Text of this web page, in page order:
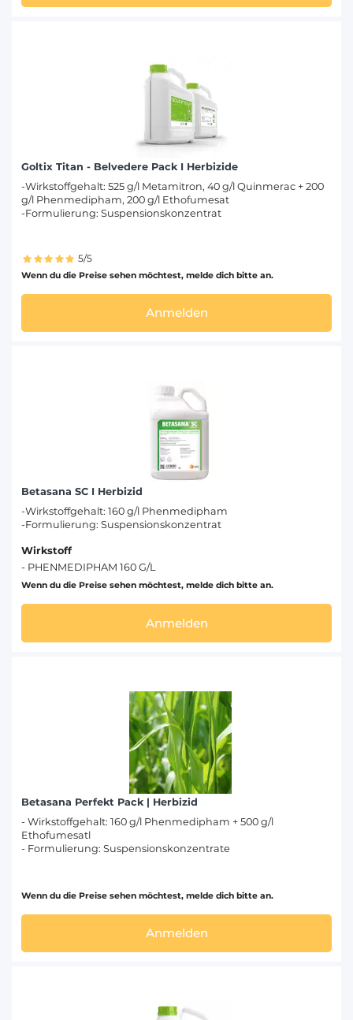
Goltix Titan - Belvedere Pack I Herbizide
-Wirkstoffgehalt: 525 g/l Metamitron, 40 g/l Quinmerac + 200
g/l Phenmedipham, 200 g/l Ethofumesat
-Formulierung: Suspensionskonzentrat
5/5
Wenn du die Preise sehen möchtest, melde dich bitte an.
Anmelden
Betasana SC I Herbizid
-Wirkstoffgehalt: 160 g/l Phenmedipham
-Formulierung: Suspensionskonzentrat
Wirkstoff
- PHENMEDIPHAM 160 G/L
Wenn du die Preise sehen möchtest, melde dich bitte an.
Anmelden
Betasana Perfekt Pack | Herbizid
- Wirkstoffgehalt: 160 g/l Phenmedipham + 500 g/l
Ethofumesatl
- Formulierung: Suspensionskonzentrate
Wenn du die Preise sehen möchtest, melde dich bitte an.
Anmelden